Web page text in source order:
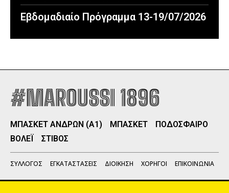
Εβδομαδιαίο Πρόγραμμα 13-19/07/2026
#MAROUSSI 1896
ΜΠΑΣΚΕΤ ΑΝΔΡΩΝ (Α1) ΜΠΑΣΚΕΤ
ΠΟΔΟΣΦΑΙΡΟ
ΒΟΛΕΪ
ΣΤΙΒΟΣ
ΣΥΛΛΟΓΟΣ ΕΓΚΑΤΑΣΤΑΣΕΙΣ ΔΙΟΙΚΗΣΗ ΧΟΡΗΓΟΙ ΕΠΙΚΟΙΝΩΝΙΑ